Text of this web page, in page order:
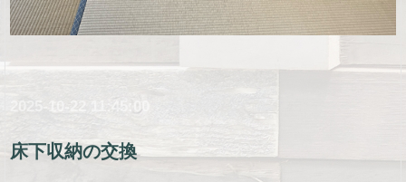
2025-10-22 11:45:00
床下収納の交換